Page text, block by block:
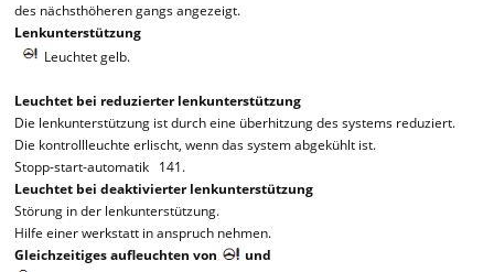
des nächsthöheren gangs angezeigt.
Lenkunterstützung
Leuchtet gelb.
Leuchtet bei reduzierter lenkunterstützung
Die lenkunterstützung ist durch eine überhitzung des systems reduziert.
Die kontrollleuchte erlischt, wenn das system abgekühlt ist.
Stopp-start-automatik 141.
Leuchtet bei deaktivierter lenkunterstützung
Störung in der lenkunterstützung.
Hilfe einer werkstatt in anspruch nehmen.
Gleichzeitiges aufleuchten von
und